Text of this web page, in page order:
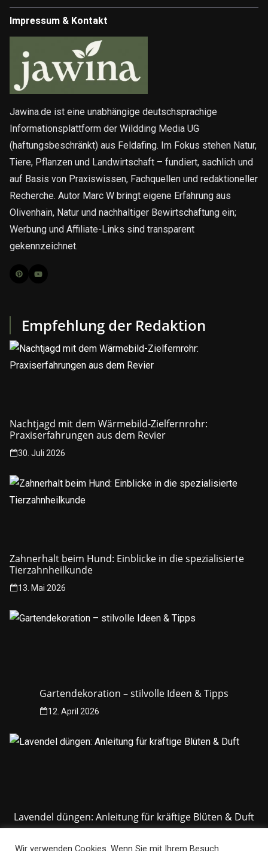
Impressum & Kontakt
Jawina.de ist eine unabhängige deutschsprachige
Informationsplattform der Wildding Media UG
(haftungsbeschränkt) aus Feldafing. Im Fokus stehen Natur,
Tiere, Pflanzen und Landwirtschaft – fundiert, sachlich und
auf Basis von Praxiswissen, Fachquellen und redaktioneller
Recherche. Autor Marc W bringt eigene Erfahrung aus
Olivenhain, Natur und nachhaltiger Bewirtschaftung ein;
Werbung und Affiliate-Links sind transparent
gekennzeichnet.
Empfehlung der Redaktion
Nachtjagd mit dem Wärmebild-Zielfernrohr:
Praxiserfahrungen aus dem Revier
30. Juli 2026
Zahnerhalt beim Hund: Einblicke in die spezialisierte
Tierzahnheilkunde
13. Mai 2026
Gartendekoration – stilvolle Ideen & Tipps
12. April 2026
Lavendel düngen: Anleitung für kräftige Blüten & Duft
Wir verwenden Cookies. Wenn Sie mit Ihrem Besuch